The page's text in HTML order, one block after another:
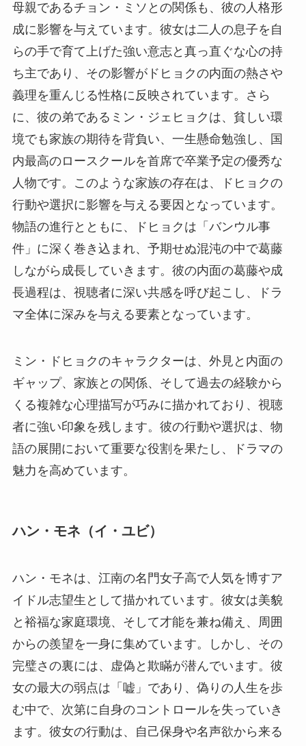
母親であるチョン・ミソとの関係も、彼の人格形
成に影響を与えています。彼女は二人の息子を自
らの手で育て上げた強い意志と真っ直ぐな心の持
ち主であり、その影響がドヒョクの内面の熱さや
義理を重んじる性格に反映されています。さら
に、彼の弟であるミン・ジェヒョクは、貧しい環
境でも家族の期待を背負い、一生懸命勉強し、国
内最高のロースクールを首席で卒業予定の優秀な
人物です。このような家族の存在は、ドヒョクの
行動や選択に影響を与える要因となっています。
物語の進行とともに、ドヒョクは「バンウル事
件」に深く巻き込まれ、予期せぬ混沌の中で葛藤
しながら成長していきます。彼の内面の葛藤や成
長過程は、視聴者に深い共感を呼び起こし、ドラ
マ全体に深みを与える要素となっています。
ミン・ドヒョクのキャラクターは、外見と内面の
ギャップ、家族との関係、そして過去の経験から
くる複雑な心理描写が巧みに描かれており、視聴
者に強い印象を残します。彼の行動や選択は、物
語の展開において重要な役割を果たし、ドラマの
魅力を高めています。
ハン・モネ（イ・ユビ）
ハン・モネは、江南の名門女子高で人気を博すア
イドル志望生として描かれています。彼女は美貌
と裕福な家庭環境、そして才能を兼ね備え、周囲
からの羨望を一身に集めています。しかし、その
完璧さの裏には、虚偽と欺瞞が潜んでいます。彼
女の最大の弱点は「嘘」であり、偽りの人生を歩
む中で、次第に自身のコントロールを失っていき
ます。彼女の行動は、自己保身や名声欲から来る